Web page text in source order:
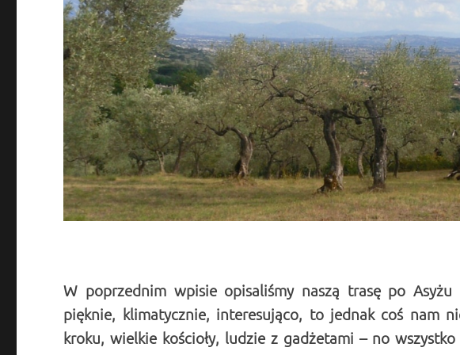
W poprzednim wpisie opisaliśmy naszą trasę po Asyżu
pięknie, klimatycznie, interesująco, to jednak coś nam
kroku, wielkie kościoły, ludzie z gadżetami – no